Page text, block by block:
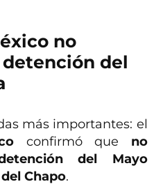
no
del
más importantes: el
confirmó que no
del Mayo
Chapo.